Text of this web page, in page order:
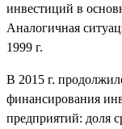
инвестиций в
Аналогичная
1999 г.
В 2015 г.
финансирования
предприятий: доля